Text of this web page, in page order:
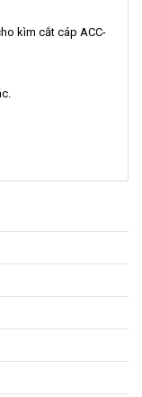
kìm cắt cáp ACC-